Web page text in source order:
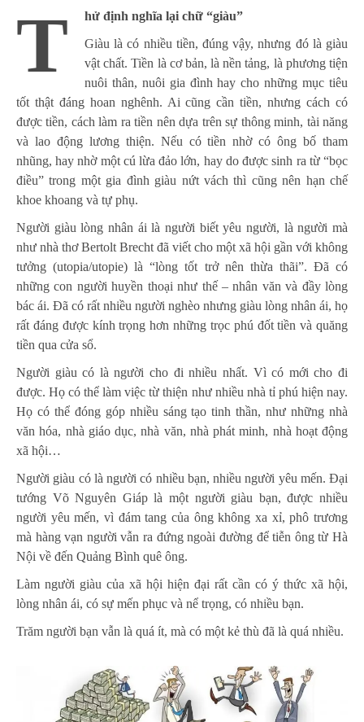
T
hử định nghĩa lại chữ “giàu”
Giàu là có nhiều tiền, đúng vậy, nhưng đó là giàu
vật chất. Tiền là cơ bản, là nền tảng, là phương tiện
nuôi thân, nuôi gia đình hay cho những mục tiêu
tốt thật đáng hoan nghênh. Ai cũng cần tiền, nhưng cách có
được tiền, cách làm ra tiền nên dựa trên sự thông minh, tài năng
và lao động lương thiện. Nếu có tiền nhờ có ông bố tham
nhũng, hay nhờ một cú lừa đảo lớn, hay do được sinh ra từ “bọc
điều” trong một gia đình giàu nứt vách thì cũng nên hạn chế
khoe khoang và tự phụ.
Người giàu lòng nhân ái là người biết yêu người, là người mà
như nhà thơ Bertolt Brecht đã viết cho một xã hội gần với không
tưởng (utopia/utopie) là “lòng tốt trở nên thừa thãi”. Đã có
những con người huyền thoại như thế – nhân văn và đầy lòng
bác ái. Đã có rất nhiều người nghèo nhưng giàu lòng nhân ái, họ
rất đáng được kính trọng hơn những trọc phú đốt tiền và quăng
tiền qua cửa sổ.
Người giàu có là người cho đi nhiều nhất. Vì có mới cho đi
được. Họ có thể làm việc từ thiện như nhiều nhà tỉ phú hiện nay.
Họ có thể đóng góp nhiều sáng tạo tinh thần, như những nhà
văn hóa, nhà giáo dục, nhà văn, nhà phát minh, nhà hoạt động
xã hội…
Người giàu có là người có nhiều bạn, nhiều người yêu mến. Đại
tướng Võ Nguyên Giáp là một người giàu bạn, được nhiều
người yêu mến, vì đám tang của ông không xa xỉ, phô trương
mà hàng vạn người vẫn ra đứng ngoài đường để tiễn ông từ Hà
Nội về đến Quảng Bình quê ông.
Làm người giàu của xã hội hiện đại rất cần có ý thức xã hội,
lòng nhân ái, có sự mến phục và nể trọng, có nhiều bạn.
Trăm người bạn vẫn là quá ít, mà có một kẻ thù đã là quá nhiều.